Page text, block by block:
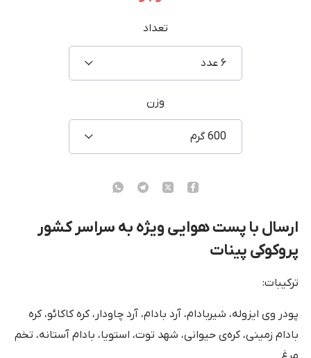
تعداد
۶ عدد
وزن
600 گرم
ارسال با پست هوایی ویژه به سراسر کشور
پروکوکی پینات
ترکیبات:
پودر وی ایزوله، شیربادام، آرد بادام، آرد چاودار، کره کاکائو، کره
بادام زمینی، کره‌ی حیوانی، شهد توت، استویا، بادام آستانه، تخم